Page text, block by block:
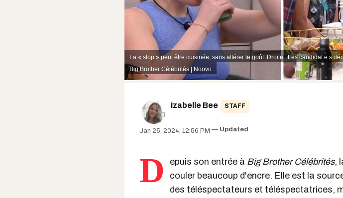
La « slop » peut être cuisinée, sans altérer le goût. Droite : Les candidat.e.s
Big Brother Célébrités | Noovo
Izabelle Bee STAFF
Jan 25, 2024, 12:56 PM Updated
D epuis son entrée à Big Brother Célébrités,
couler beaucoup d'encre. Elle est la
des téléspectateurs et téléspectatrices,